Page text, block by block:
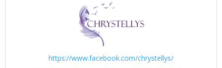
https://www.facebook.com/chrystellys/